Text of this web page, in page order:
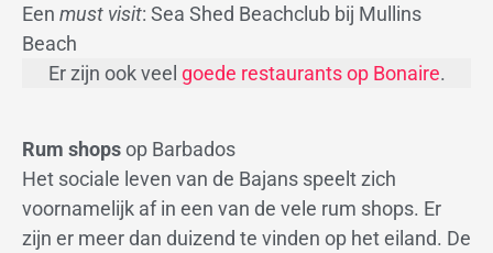
Een must visit: Sea Shed Beachclub bij Mullins
Beach
Er zijn ook veel goede restaurants op Bonaire.
Rum shopsop Barbados
Het sociale leven van de Bajans speelt zich
voornamelijk af in een van de vele rum shops. Er
zijn er meer dan duizend te vinden op het eiland. De